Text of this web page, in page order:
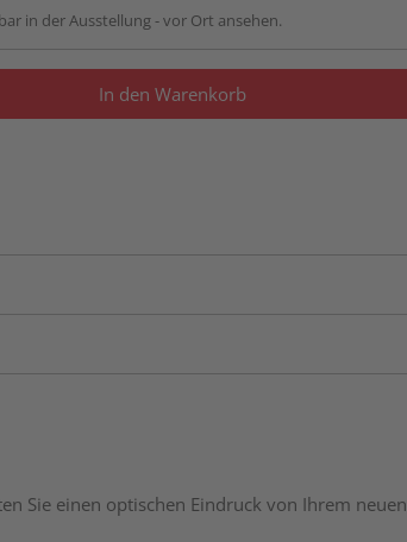
in der Ausstellung - vor Ort ansehen.
In den Warenkorb
Sie einen optischen Eindruck von Ihrem neuen